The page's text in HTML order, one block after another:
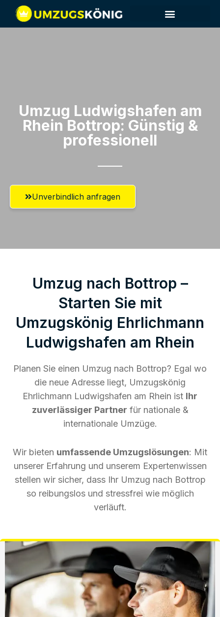
Umzug Ludwigshafen am
Rhein​ Bottrop: Günstig &
professionell​
Unverbindlich anfragen
Umzug nach Bottrop –
Starten Sie mit
Umzugskönig Ehrlichmann
Ludwigshafen am Rhein
Planen Sie einen Umzug nach Bottrop? Egal wo
die neue Adresse liegt, Umzugskönig
Ehrlichmann Ludwigshafen am Rhein ist Ihr
zuverlässiger Partner für nationale &
internationale Umzüge.
Wir bieten umfassende Umzugslösungen: Mit
unserer Erfahrung und unserem Expertenwissen
stellen wir sicher, dass Ihr Umzug nach Bottrop
so reibungslos und stressfrei wie möglich
verläuft.